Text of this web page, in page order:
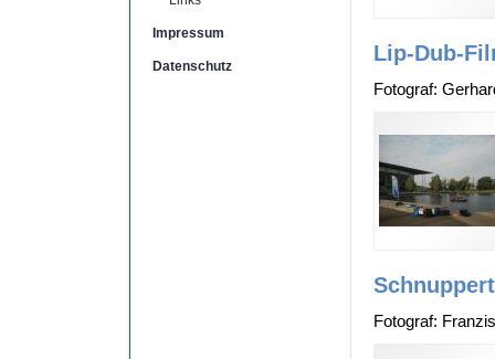
Impressum
Datenschutz
Lip-Dub-
Fotograf:
Fotograf: